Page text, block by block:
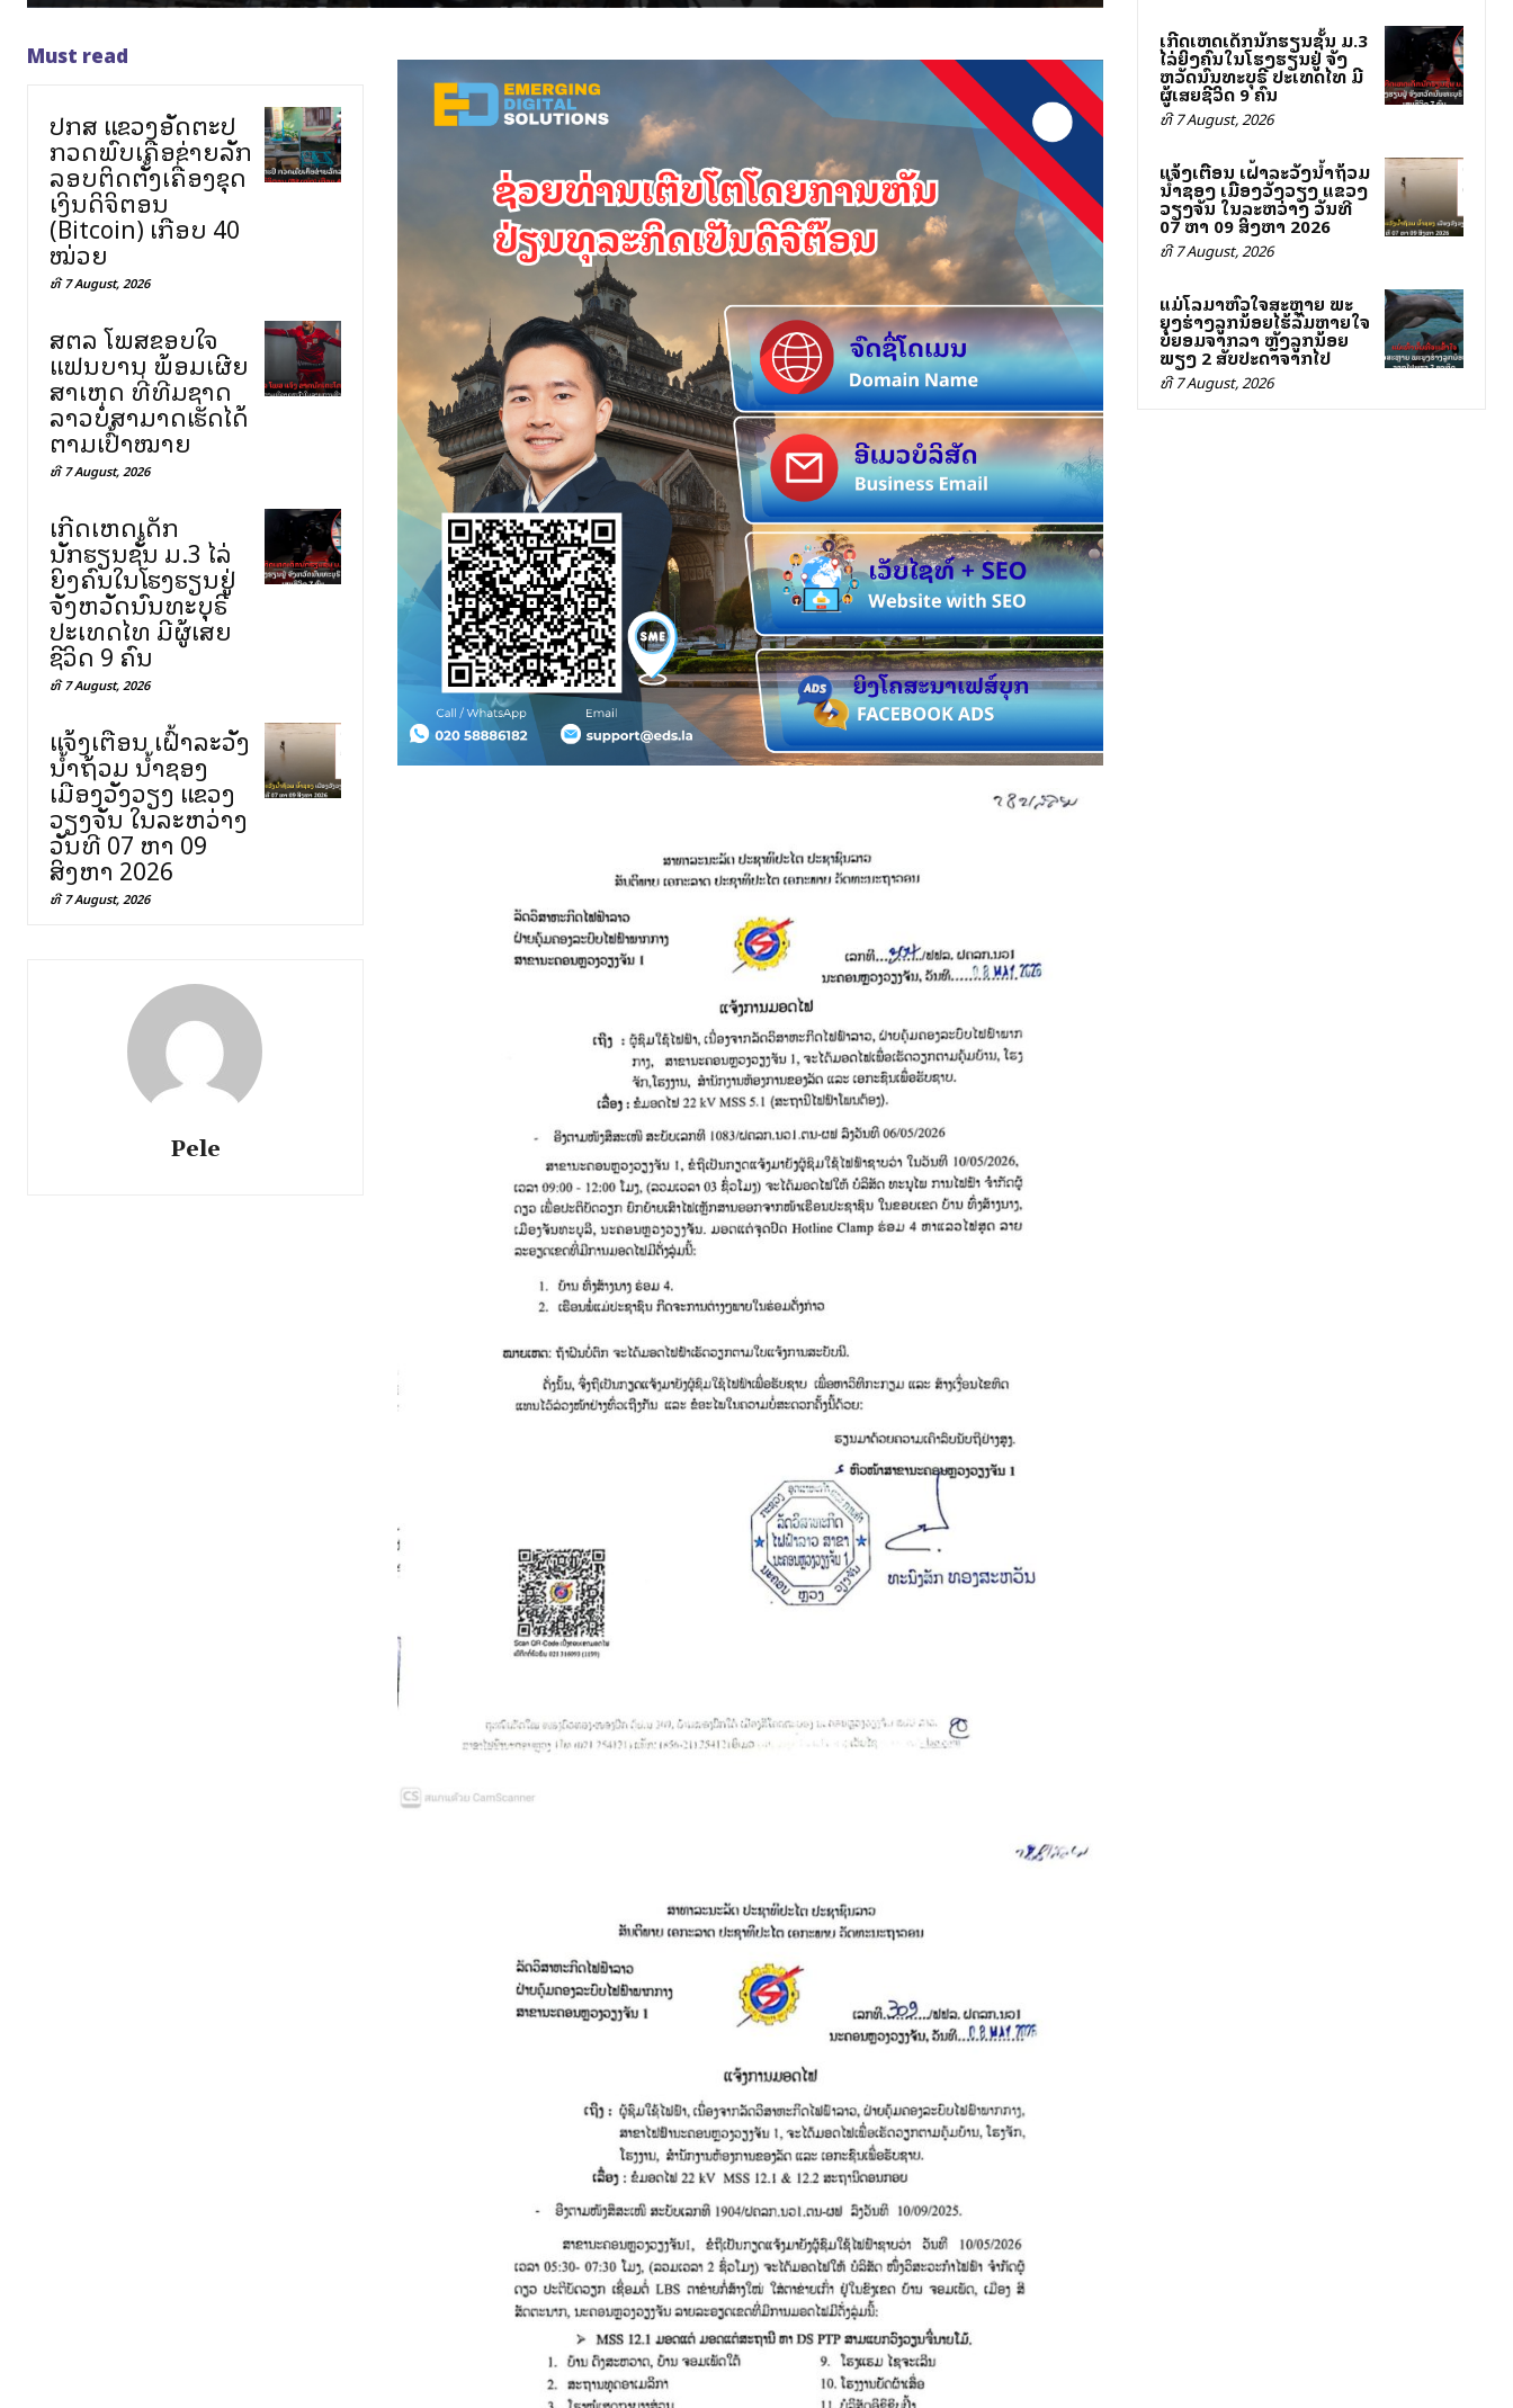
Must read
ປກສ ແຂວງອັດຕະປື
ກວດພົບເຄືອຂ່າຍລັກ
ລອບຕິດຕັ້ງເຄື່ອງຂຸດ
ເງິນດິຈິຕອນ
(Bitcoin) ເກືອບ 40
ໝ່ວຍ
ທີ 7 August, 2026
ສຕລ ໂພສຂອບໃຈ
ແຟນບານ ພ້ອມເຜີຍ
ສາເຫດ ທີ່ທີມຊາດ
ລາວບໍ່ສາມາດເຮັດໄດ້
ຕາມເປົ້າໝາຍ
ທີ 7 August, 2026
ເກີດເຫດເດັກ
ນັກຮຽນຊັ້ນ ມ.3 ໄລ່
ຍິງຄົນໃນໂຮງຮຽນຢູ່
ຈັງຫວັດນົນທະບຸຣີ
ປະເທດໄທ ມີຜູ້ເສຍ
ຊີວິດ 9 ຄົນ
ທີ 7 August, 2026
ແຈ້ງເຕືອນ ເຝົ້າລະວັງ
ນ້ຳຖ້ວມ ນ້ຳຊອງ
ເມືອງວັງວຽງ ແຂວງ
ວຽງຈັນ ໃນລະຫວ່າງ
ວັນທີ 07 ຫາ 09
ສິງຫາ 2026
ທີ 7 August, 2026
Pele
ເກີດເຫດເດັກນັກຮຽນຊັ້ນ ມ.3
ໄລ່ຍິງຄົນໃນໂຮງຮຽນຢູ່ ຈັງ
ຫວັດນົນທະບຸຣີ ປະເທດໄທ ມີ
ຜູ້ເສຍຊີວິດ 9 ຄົນ
ທີ 7 August, 2026
ແຈ້ງເຕືອນ ເຝົ້າລະວັງນ້ຳຖ້ວມ
ນ້ຳຊອງ ເມືອງວັງວຽງ ແຂວງ
ວຽງຈັນ ໃນລະຫວ່າງ ວັນທີ
07 ຫາ 09 ສິງຫາ 2026
ທີ 7 August, 2026
ແມ່ໂລມາຫົວໃຈສະຫຼາຍ ພະ
ຍຸງຮ່າງລູກນ້ອຍໄຮ້ລົມຫາຍໃຈ
ບໍ່ຍອມຈາກລາ ຫຼັງລູກນ້ອຍ
ພຽງ 2 ສັບປະດາຈາກໄປ
ທີ 7 August, 2026